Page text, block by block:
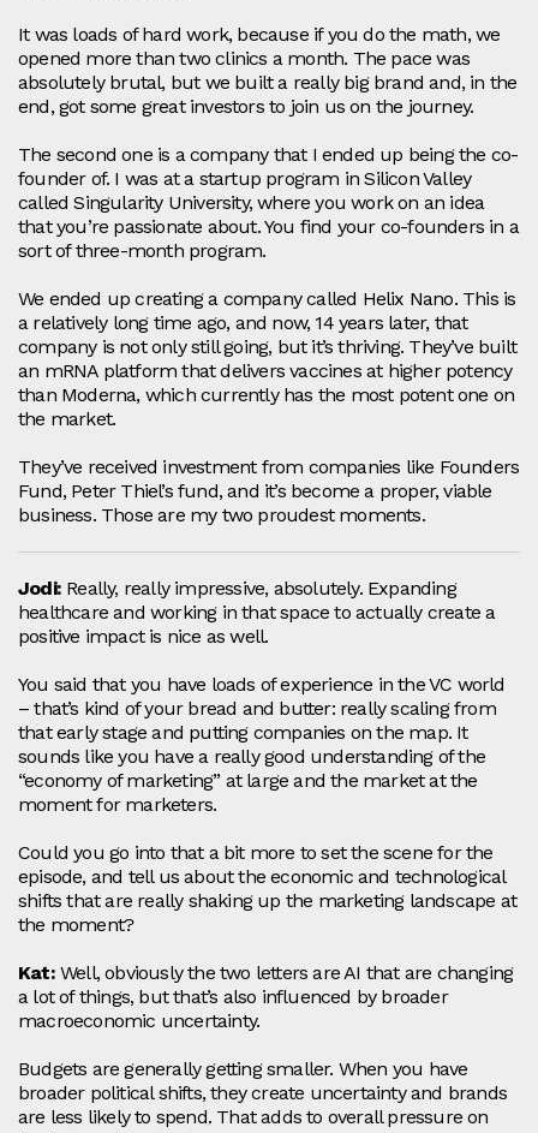
It was loads of hard work, because if you do the math, we
opened more than two clinics a month. The pace was
absolutely brutal, but we built a really big brand and, in the
end, got some great investors to join us on the journey.
The second one is a company that I ended up being the co-
founder of. I was at a startup program in Silicon Valley
called Singularity University, where you work on an idea
that you’re passionate about. You find your co-founders in a
sort of three‑month program.
We ended up creating a company called Helix Nano. This is
a relatively long time ago, and now, 14 years later, that
company is not only still going, but it’s thriving. They’ve built
an mRNA platform that delivers vaccines at higher potency
than Moderna, which currently has the most potent one on
the market.
They’ve received investment from companies like Founders
Fund, Peter Thiel’s fund, and it’s become a proper, viable
business. Those are my two proudest moments.
Jodi: Really, really impressive, absolutely. Expanding
healthcare and working in that space to actually create a
positive impact is nice as well.
You said that you have loads of experience in the VC world
– that’s kind of your bread and butter: really scaling from
that early stage and putting companies on the map. It
sounds like you have a really good understanding of the
“economy of marketing” at large and the market at the
moment for marketers.
Could you go into that a bit more to set the scene for the
episode, and tell us about the economic and technological
shifts that are really shaking up the marketing landscape at
the moment?
Kat:Well, obviously the two letters are AI that are changing
a lot of things, but that’s also influenced by broader
macroeconomic uncertainty.
Budgets are generally getting smaller. When you have
broader political shifts, they create uncertainty and brands
are less likely to spend. That adds to overall pressure on